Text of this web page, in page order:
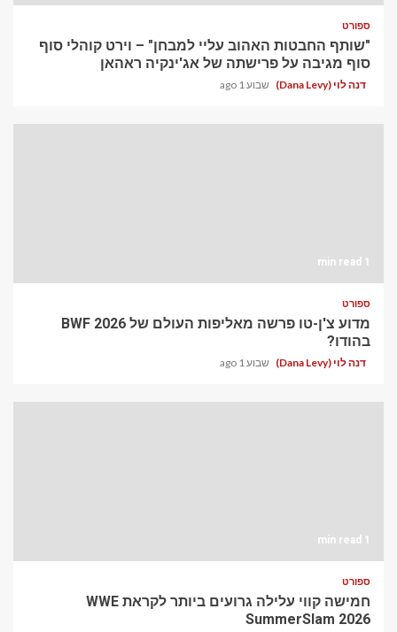
ספורט
"שותף החבטות האהוב עליי למבחן" – וירט קוהלי סוף
סוף מגיבה על פרישתה של אג'ינקיה ראהאן
דנה לוי (Dana Levy) שבוע 1 ago
1 min read
ספורט
מדוע צ'ן-טו פרשה מאליפות העולם של BWF 2026
בהודו?
דנה לוי (Dana Levy) שבוע 1 ago
1 min read
ספורט
חמישה קווי עלילה גרועים ביותר לקראת WWE
SummerSlam 2026